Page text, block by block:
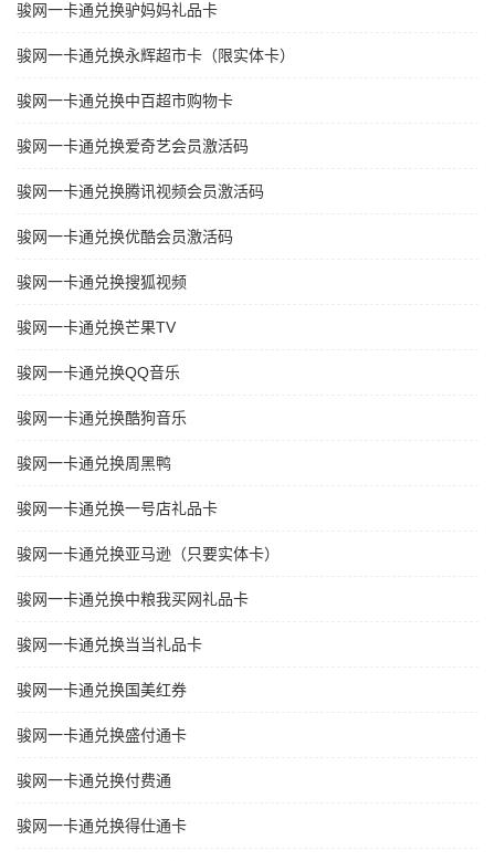
骏网一卡通兑换驴妈妈礼品卡
骏网一卡通兑换永辉超市卡（限实体卡）
骏网一卡通兑换中百超市购物卡
骏网一卡通兑换爱奇艺会员激活码
骏网一卡通兑换腾讯视频会员激活码
骏网一卡通兑换优酷会员激活码
骏网一卡通兑换搜狐视频
骏网一卡通兑换芒果TV
骏网一卡通兑换QQ音乐
骏网一卡通兑换酷狗音乐
骏网一卡通兑换周黑鸭
骏网一卡通兑换一号店礼品卡
骏网一卡通兑换亚马逊（只要实体卡）
骏网一卡通兑换中粮我买网礼品卡
骏网一卡通兑换当当礼品卡
骏网一卡通兑换国美红券
骏网一卡通兑换盛付通卡
骏网一卡通兑换付费通
骏网一卡通兑换得仕通卡